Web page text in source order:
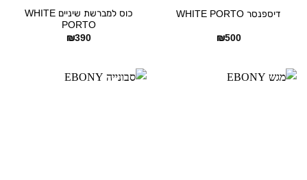
דיספנסר WHITE PORTO
₪500
כוס למברשת שיניים WHITE
PORTO
₪390